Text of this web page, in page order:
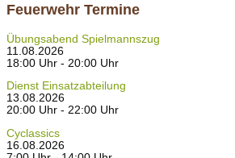
Feuerwehr Termine
Übungsabend Spielmannszug
11.08.2026
18:00 Uhr - 20:00 Uhr
Dienst Einsatzabteilung
13.08.2026
20:00 Uhr - 22:00 Uhr
Cyclassics
16.08.2026